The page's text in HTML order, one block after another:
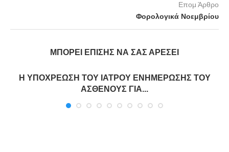
Επομ Άρθρο
Φορολογικά Νοεμβρίου
ΜΠΟΡΕΊ ΕΠΊΣΗΣ ΝΑ ΣΑΣ ΑΡΈΣΕΙ
Η ΥΠΟΧΡΕΩΣΗ ΤΟΥ ΙΑΤΡΟΥ ΕΝΗΜΕΡΩΣΗΣ ΤΟΥ
ΑΣΘΕΝΟΥΣ ΓΙΑ...